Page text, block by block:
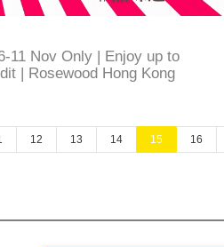
11 Nov Only | Enjoy up to
| Rosewood Hong Kong
12 13 14 15 16